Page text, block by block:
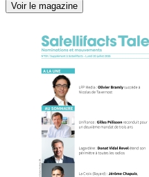
Voir le magazine